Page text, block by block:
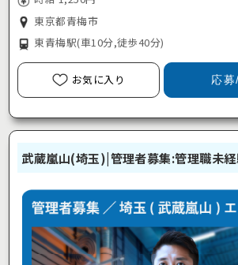
東京都青梅市
東青梅駅(車10分,徒歩40分)
お気に入り 応
武蔵嵐山(埼玉)|管理者募集:管理職未